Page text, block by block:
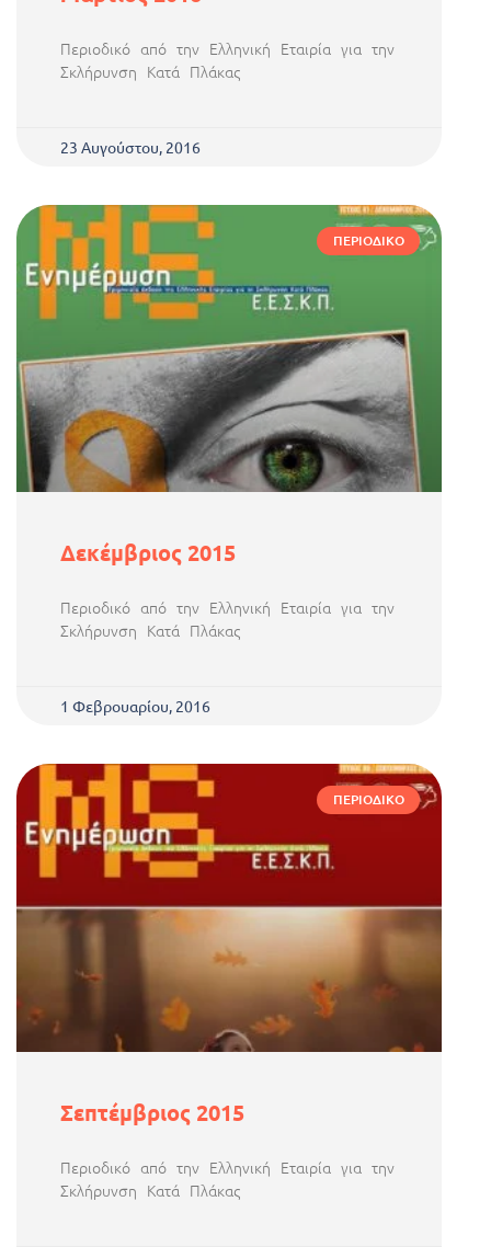
Περιοδικό από την Ελληνική Εταιρία για την
Σκλήρυνση Κατά Πλάκας
23 Αυγούστου, 2016
ΠΕΡΙΟΔΙΚΌ
Δεκέμβριος 2015
Περιοδικό από την Ελληνική Εταιρία για την
Σκλήρυνση Κατά Πλάκας
1 Φεβρουαρίου, 2016
ΠΕΡΙΟΔΙΚΌ
Σεπτέμβριος 2015
Περιοδικό από την Ελληνική Εταιρία για την
Σκλήρυνση Κατά Πλάκας